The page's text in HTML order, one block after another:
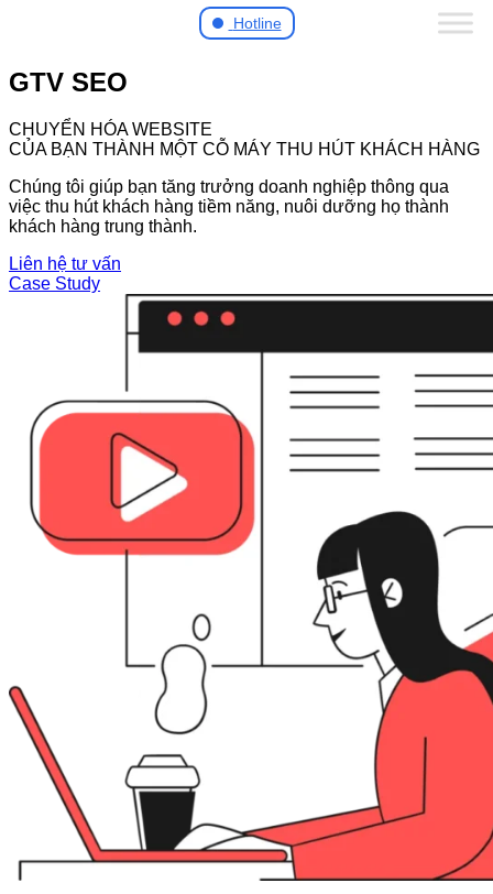
Hotline
GTV SEO
CHUYỂN HÓA WEBSITE
CỦA BẠN THÀNH MỘT CỖ MÁY THU HÚT KHÁCH HÀNG
Chúng tôi giúp bạn tăng trưởng doanh nghiệp thông qua
việc thu hút khách hàng tiềm năng, nuôi dưỡng họ thành
khách hàng trung thành.
Liên hệ tư vấn
Case Study